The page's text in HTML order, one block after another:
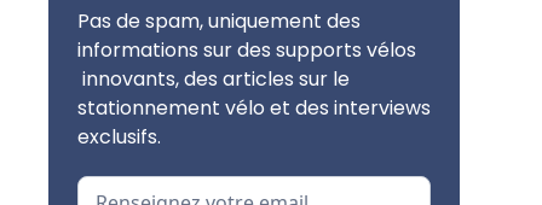
Pas de spam, uniquement des
informations sur des supports vélos
innovants, des articles sur le
stationnement vélo et des interviews
exclusifs.